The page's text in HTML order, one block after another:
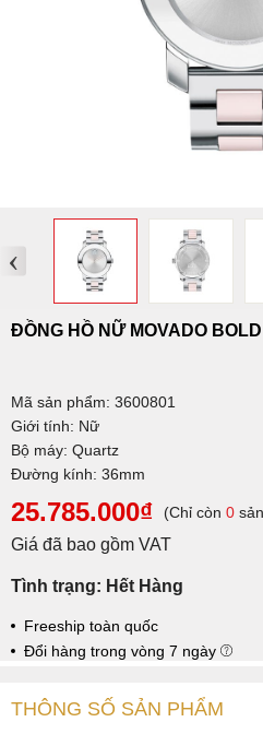
‹
ĐỒNG HỒ NỮ MOVADO
Mã sản phẩm: 3600801
Giới tính: Nữ
Bộ máy: Quartz
Đường kính: 36mm
25.785.000₫ (Chỉ còn 0
Giá đã bao gồm VAT
Tình trạng: Hết Hàng
Freeship toàn quốc
Đổi hàng trong vòng 7 ngày
THÔNG SỐ SẢN PHẨM